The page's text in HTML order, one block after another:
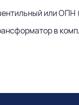
или ОПН
в